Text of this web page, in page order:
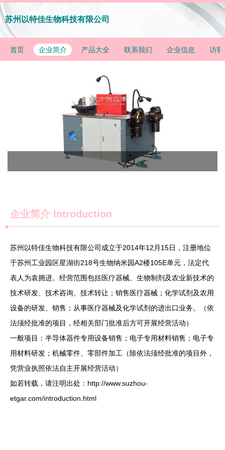
苏州以特佳生物科技有限公司
首页 企业简介 产品大全 联系我们 企业信息 访客
企业简介 Introduction
苏州以特佳生物科技有限公司成立于2014年12月15日，注册地位
于苏州工业园区星湖街218号生物纳米园A2楼105E单元，法定代
表人为袁拥进。经营范围包括医疗器械、生物制剂及农业新技术的
技术研发、技术咨询、技术转让；销售医疗器械；化学试剂及农用
设备的研发、销售；从事医疗器械及化学试剂的进出口业务。（依
法须经批准的项目，经相关部门批准后方可开展经营活动）
一般项目：半导体器件专用设备销售；电子专用材料销售；电子专
用材料研发；机械零件、零部件加工（除依法须经批准的项目外，
凭营业执照依法自主开展经营活动）
如若转载，请注明出处：http://www.suzhou-
etgar.com/introduction.html